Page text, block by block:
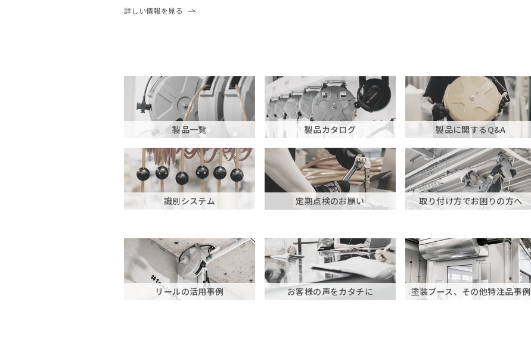
詳しい情報を見る
製品一覧 製品カタログ 製品に関するQ&A
識別システム 定期点検のお願い 取り付け方でお困りの方へ
リールの活用事例 お客様の声をカタチに 塗装ブース、その他特注品事例